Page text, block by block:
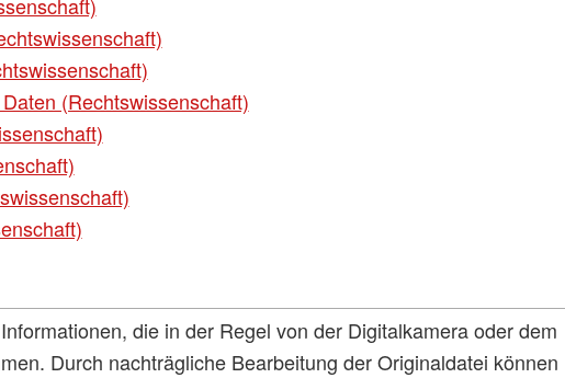
(Rechtswissenschaft)
die in der Regel von der Digitalkamera oder dem
Durch nachträgliche Bearbeitung der Originaldatei können